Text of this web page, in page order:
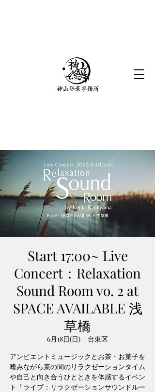
Start 17:00~ Live
Concert：Relaxation
Sound Room vo. 2 at
SPACE AVAILABLE 浅
草橋
6月18日(日)
  |
台東区
アンビエントミュージックとお茶・お菓子を
嗜みながら束の間のリラクゼーションタイム
や自己と向き合うひとときを体感するイベン
ト「ライブ：リラクゼーションサウンドルー